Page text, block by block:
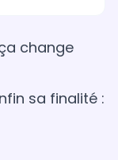
change
sa finalité :